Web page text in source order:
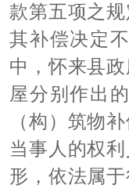
款第五项之
其补偿决定
中，怀来县
屋分别作出
（构）筑物
当事人的权
形，依法属